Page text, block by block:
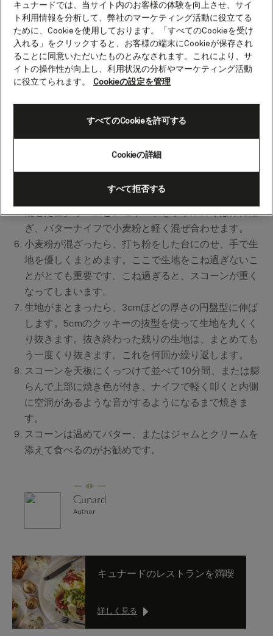
塩 小さじ 1⁄4
生クリーム（脂肪分35%程度の動物性） 1カップ
レモネード 1カップ
手順
オーブンを220°Cに予熱します。
天板にオーブンシートを敷きます。
と塩を大きなボウルにふるい入れ、中央にくぼみ作り
ドを入れて混ぜます。
混ぜた生クリームとレモネードをボウルのくぼみに注
ぎ、バターナイフで小麦粉と軽く混ぜ合わせます。
小麦粉が混ざったら、打ち粉をした台にのせ、手で生
地を優しくまとめます。ここで生地をこね過ぎないこ
とがとても重要です。こね過ぎると、スコーンが重く
なってしまいます。
生地がまとまったら、3cmほどの厚さの円盤型に伸ば
します。5cmのクッキーの抜型を使って生地を丸くく
り抜きます。抜き終わった残りの生地は、まとめても
う一度くり抜きます。これを何回か繰り返します。
スコーンを天板にくっつけて並べて10分間、または膨
らんで上部に焼き色が付き、ナイフで軽く叩くと内側
に空洞があるような音がするようになるまで焼きま
す。
スコーンは温めてバター、またはジャムとクリームを
添えて食べるのがお勧めです。
Cunard
Author
キュナードのレストランを満喫
詳しく見る
キュナードでは、当サイト内のお客様の体験を向上させ、サイ
ト利用情報を分析して、弊社のマーケティング活動に役立てる
ために、Cookieを使用しております。「すべてのCookieを受け
入れる」をクリックすると、お客様の端末にCookieが保存され
ることに同意いただいたものとみなされます。これにより、サ
イトの操作性が向上し、利用状況の分析やマーケティング活動
に役立てられます。
Cookieの設定を管理
Cookieの詳細
すべて拒否する
すべてのCookieを許可する